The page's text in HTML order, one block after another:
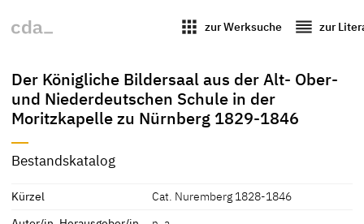
apps zur Werksuche reorder zur
Der Königliche Bildersaal aus der Alt- Ober-
und Niederdeutschen Schule in der
Moritzkapelle zu Nürnberg 1829-1846
Bestandskatalog
Kürzel
Cat. Nuremberg 1828-1846